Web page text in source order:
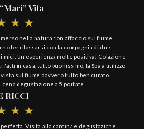
Vita
nella natura con affaccio sul fiume,
ler rilassarsi con la compagnia di due
mici. Un'esperienza molto positiva! Colazione
fatti in casa, tutto buonissimo, la Spa a utilizzo
sul fiume davvero tutto ben curato.
cena degustazione a 5 portate.
RICCI
Visita alla cantina e degustazione